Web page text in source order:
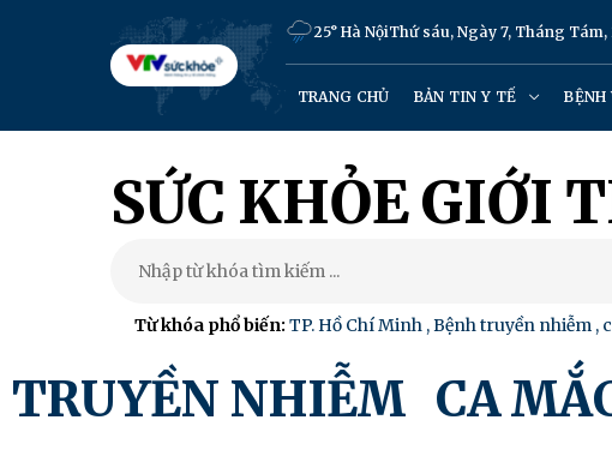
25° Hà NộiThứ sáu, Ngày 7, Tháng Tám,
TRANG CHỦ BẢN TIN Y TẾ BỆNH
SỨC KHỎE GIỚI
Từ khóa phổ biến: TP. Hồ Chí Minh ,Bệnh truyền nhiễm ,
NHIỄM CA MẮC